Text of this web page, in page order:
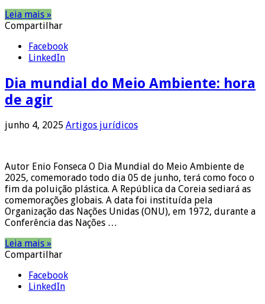
Leia mais »
Compartilhar
Facebook
LinkedIn
Dia mundial do Meio Ambiente: hora
de agir
junho 4, 2025 Artigos jurídicos
Autor Enio Fonseca O Dia Mundial do Meio Ambiente de
2025, comemorado todo dia 05 de junho, terá como foco o
fim da poluição plástica. A República da Coreia sediará as
comemorações globais. A data foi instituída pela
Organização das Nações Unidas (ONU), em 1972, durante a
Conferência das Nações …
Leia mais »
Compartilhar
Facebook
LinkedIn